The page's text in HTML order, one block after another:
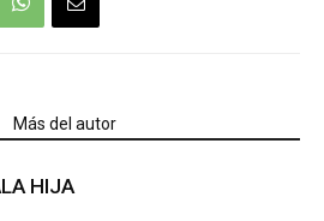
Más del autor
HIJA